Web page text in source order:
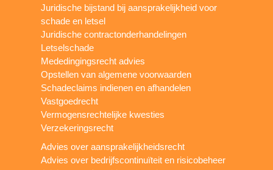
Juridische bijstand bij aansprakelijkheid voor
schade en letsel
Juridische contractonderhandelingen
Letselschade
Mededingingsrecht advies
Opstellen van algemene voorwaarden
Schadeclaims indienen en afhandelen
Vastgoedrecht
Vermogensrechtelijke kwesties
Verzekeringsrecht
Advies over aansprakelijkheidsrecht
Advies over bedrijfscontinuïteit en risicobeheer